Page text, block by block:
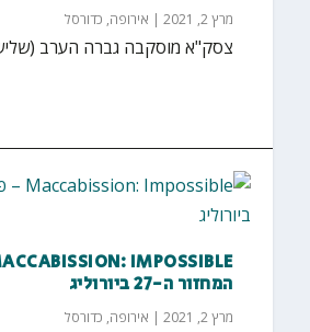
מרץ 2, 2021 | אירופה, כדורסל
צסק"א מוסקבה גברה הערב (שלישי) 84:80 על מכבי תל אביב. המשחק התחיל צמוד ותוצאת הרבע
המחזור ה-27 ביורוליג
מרץ 2, 2021 | אירופה, כדורסל